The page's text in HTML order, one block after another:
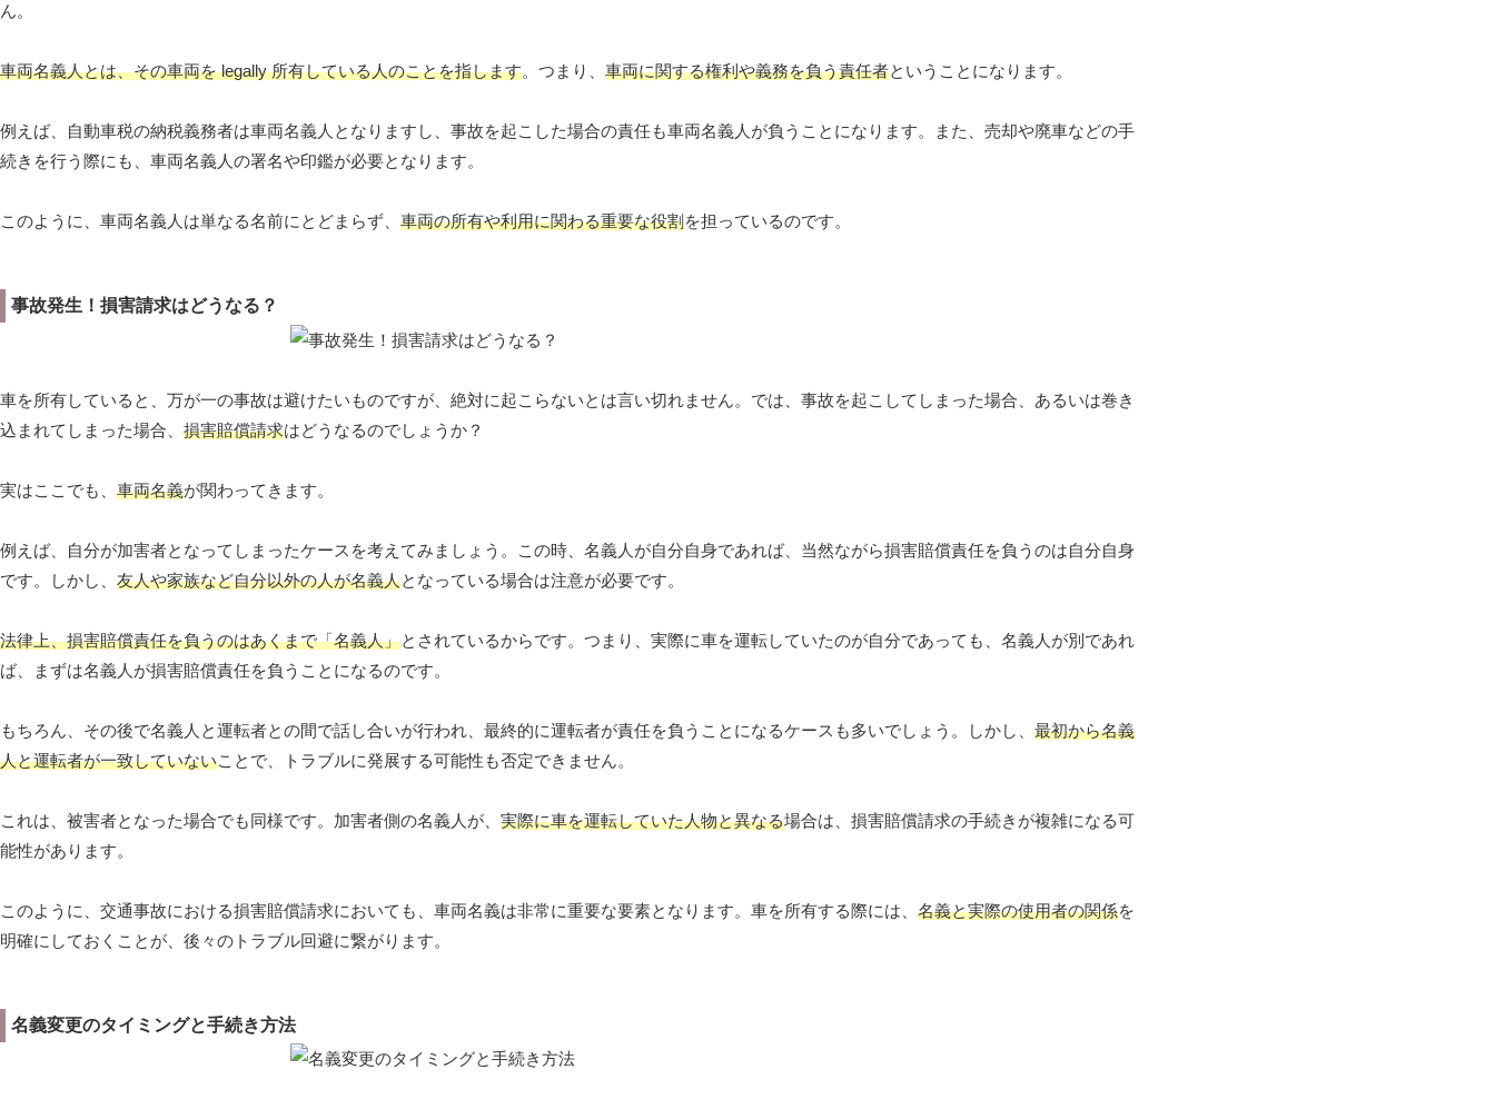
ん。
車両名義人とは、その車両を legally 所有している人のことを指します。つまり、 車両に関する権利や義務を負う責任者ということになります。
例えば、自動車税の納税義務者は車両名義人となりますし、事故を起こした場合の責任も車両名義人が負うことになります。また、売却や廃車などの手
続きを行う際にも、車両名義人の署名や印鑑が必要となります。
このように、車両名義人は単なる名前にとどまらず、 車両の所有や利用に関わる重要な役割を担っているのです。
事故発生！損害請求はどうなる？
車を所有していると、万が一の事故は避けたいものですが、絶対に起こらないとは言い切れません。では、事故を起こしてしまった場合、あるいは巻き
込まれてしまった場合、 損害賠償請求はどうなるのでしょうか？
実はここでも、 車両名義が関わってきます。
例えば、自分が加害者となってしまったケースを考えてみましょう。この時、名義人が自分自身であれば、当然ながら損害賠償責任を負うのは自分自身
です。しかし、 友人や家族など自分以外の人が名義人となっている場合は注意が必要です。
法律上、損害賠償責任を負うのはあくまで「名義人」とされているからです。つまり、実際に車を運転していたのが自分であっても、名義人が別であれ
ば、まずは名義人が損害賠償責任を負うことになるのです。
もちろん、その後で名義人と運転者との間で話し合いが行われ、最終的に運転者が責任を負うことになるケースも多いでしょう。しかし、 最初から名義
人と運転者が一致していないことで、トラブルに発展する可能性も否定できません。
これは、被害者となった場合でも同様です。加害者側の名義人が、 実際に車を運転していた人物と異なる場合は、損害賠償請求の手続きが複雑になる可
能性があります。
このように、交通事故における損害賠償請求においても、車両名義は非常に重要な要素となります。車を所有する際には、 名義と実際の使用者の関係を
明確にしておくことが、後々のトラブル回避に繋がります。
名義変更のタイミングと手続き方法